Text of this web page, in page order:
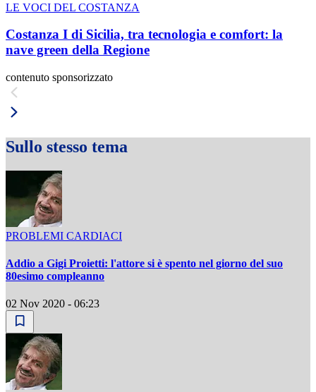
LE VOCI DEL COSTANZA
Costanza I di Sicilia, tra tecnologia e comfort: la
nave green della Regione
contenuto sponsorizzato
Sullo stesso tema
PROBLEMI CARDIACI
Addio a Gigi Proietti: l'attore si è spento nel giorno del suo
80esimo compleanno
02 Nov 2020 - 06:23